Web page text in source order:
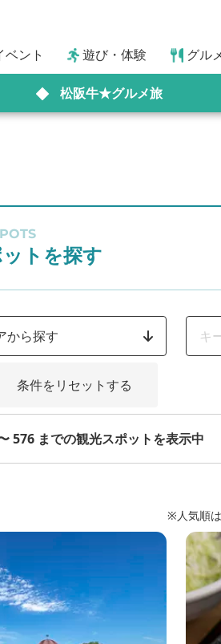
ベント 遊び・体験 グル
松阪牛★グルメ旅
トを探す
から探す
条件をリセットする
576 までの観光スポットを表示中
※人気順